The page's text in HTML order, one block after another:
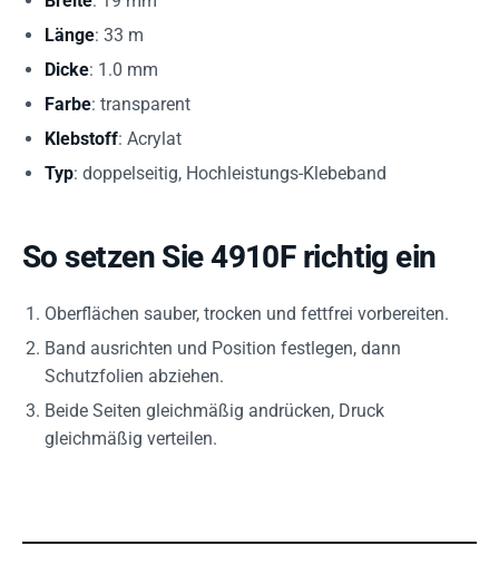
Länge: 33 m
Dicke: 1.0 mm
Farbe: transparent
Klebstoff: Acrylat
Typ: doppelseitig, Hochleistungs-Klebeband
So setzen Sie 4910F richtig ein
Oberflächen sauber, trocken und fettfrei vorbereiten.
Band ausrichten und Position festlegen, dann
Schutzfolien abziehen.
Beide Seiten gleichmäßig andrücken, Druck
gleichmäßig verteilen.